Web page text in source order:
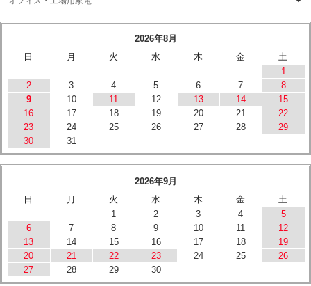
2026年8月
日
月 火 水 木 金
土
1
2
3 4 5 6 7
8
9
10 11 12 13 14
15
16
17 18 19 20 21
22
23
24 25 26 27 28
29
30
31
2026年9月
日
月 火 水 木 金
土
1
2 3 4
5
6
7 8 9 10 11
12
13
14 15 16 17 18
19
20
21 22 23 24 25
26
27
28 29 30